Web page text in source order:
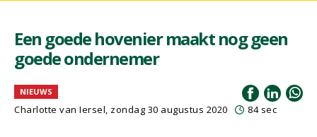
Een goede hovenier maakt nog geen
goede ondernemer
NIEUWS
Charlotte van Iersel, zondag 30 augustus 2020 84 sec